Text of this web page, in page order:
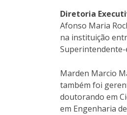
Diretoria
Afonso Maria
na instituição
Superintendente-
Marden Marcio
também foi
doutorando em
em Engenharia